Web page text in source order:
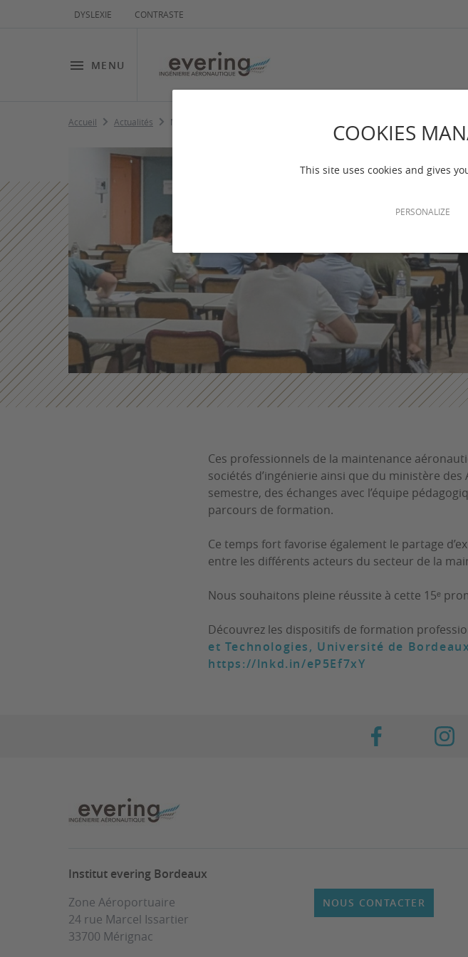
COOKIES
This site uses cookies and gives
PERSONALIZE
DYSLEXIE CONTRASTE
MENU
Accueil Actualités Master 2 Maintenance Aéronautique – Support Client
Ces professionnels de la maintenance
sociétés d’ingénierie ainsi que du ministère
semestre, des échanges avec l’équipe
parcours de formation.
Ce temps fort favorise également le partage
entre les différents acteurs du secteur de la
Nous souhaitons pleine réussite à cette 15ᵉ
Découvrez les dispositifs de formation
et Technologies, Université de Bordeaux
https://lnkd.in/eP5Ef7xY
Institut evering Bordeaux
Zone Aéroportuaire
24 rue Marcel Issartier
33700 Mérignac
NOUS CONTACTER